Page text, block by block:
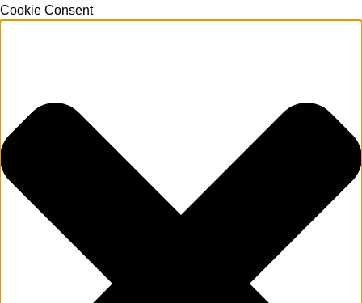
Cookie Consent